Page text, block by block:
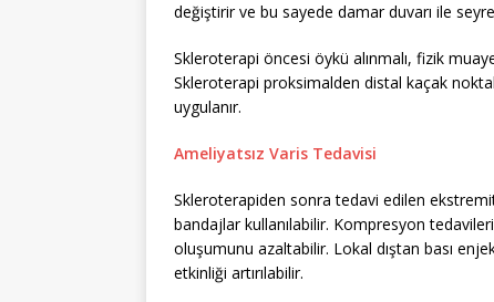
değiştirir ve bu sayede damar duvarı ile
Skleroterapi öncesi öykü alınmalı, fizik
Skleroterapi proksimalden distal kaçak
uygulanır.
Ameliyatsız Varis Tedavisi
Skleroterapiden sonra tedavi edilen
bandajlar kullanılabilir. Kompresyon
oluşumunu azaltabilir. Lokal dıştan bası
etkinliği artırılabilir.